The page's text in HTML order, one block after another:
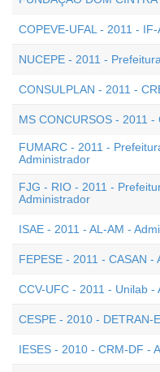
COPEVE-UFAL - 2011 -
NUCEPE - 2011 -
CONSULPLAN - 2011 -
MS CONCURSOS - 2011
FUMARC - 2011 -
Administrador
FJG - RIO - 2011 -
Administrador
ISAE - 2011 - AL-AM -
FEPESE - 2011 - CASAN -
CCV-UFC - 2011 - Unilab -
CESPE - 2010 - DETRAN-
IESES - 2010 - CRM-DF -